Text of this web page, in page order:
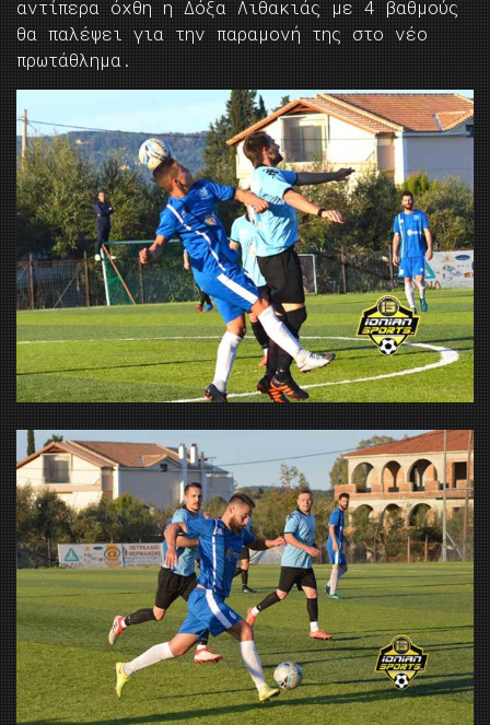
αντίπερα όχθη η Δόξα Λιθακιάς με 4 βαθμούς
θα παλέψει για την παραμονή της στο νέο
πρωτάθλημα.